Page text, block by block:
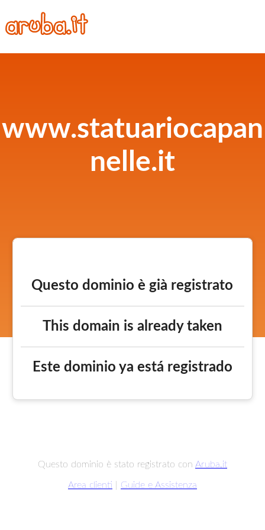
www.statuariocapan
nelle.it
Questo dominio è già registrato
This domain is already taken
Este dominio ya está registrado
Questo dominio è stato registrato con Aruba.it
Area clienti Guide e Assistenza